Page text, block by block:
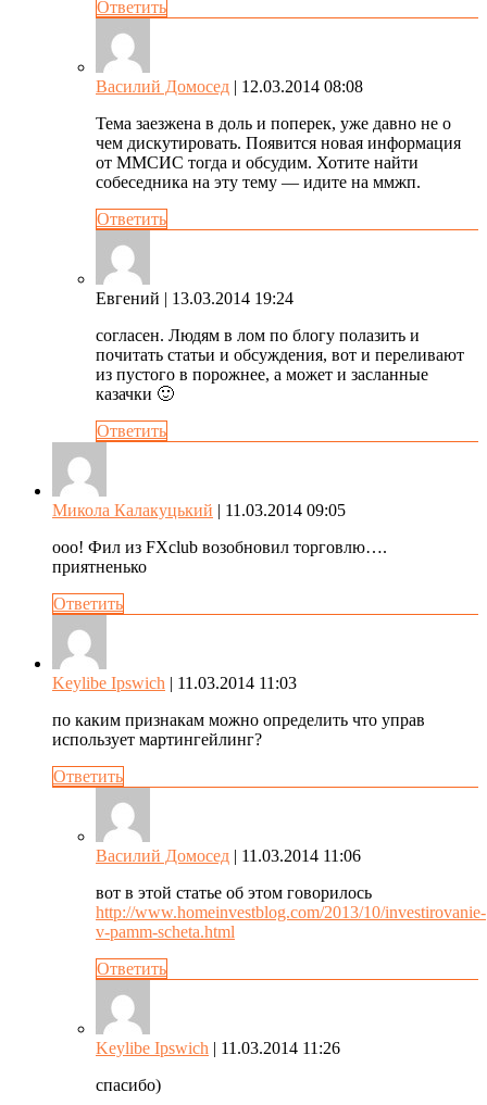
Ответить
Василий Домосед | 12.03.2014 08:08
Тема заезжена в доль и поперек, уже давно не о
чем дискутировать. Появится новая информация
от ММСИС тогда и обсудим. Хотите найти
собеседника на эту тему — идите на ммжп.
Ответить
Евгений | 13.03.2014 19:24
согласен. Людям в лом по блогу полазить и
почитать статьи и обсуждения, вот и переливают
из пустого в порожнее, а может и засланные
казачки 🙂
Ответить
Микола Калакуцький | 11.03.2014 09:05
ооо! Фил из FXclub возобновил торговлю….
приятненько
Ответить
Keylibe Ipswich | 11.03.2014 11:03
по каким признакам можно определить что управ
использует мартингейлинг?
Ответить
Василий Домосед | 11.03.2014 11:06
вот в этой статье об этом говорилось
http://www.homeinvestblog.com/2013/10/investirovanie-
v-pamm-scheta.html
Ответить
Keylibe Ipswich | 11.03.2014 11:26
спасибо)